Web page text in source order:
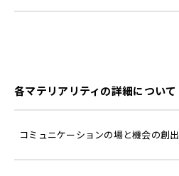
各マテリアリティの詳細について
コミュニケーションの場と機会の創出